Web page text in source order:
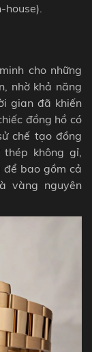
house).
cho những
nhờ khả năng
gian đã khiến
đồng hồ có
chế tạo đồng
không gỉ,
bao gồm cả
vàng nguyên